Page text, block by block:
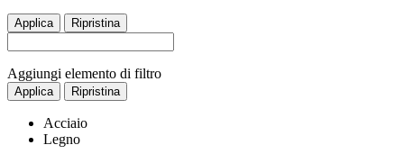
Applica Ripristina
Aggiungi elemento di filtro
Applica Ripristina
Acciaio
Legno